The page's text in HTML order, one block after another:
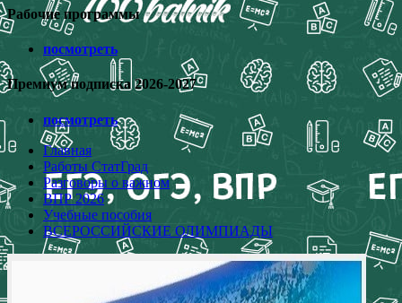
Рабочие программы
посмотреть
Премиум подписка 2026-2027
посмотреть
Главная
Работы СтатГрад
Разговоры о важном
ВПР 2026
Учебные пособия
ВСЕРОССИЙСКИЕ ОЛИМПИАДЫ